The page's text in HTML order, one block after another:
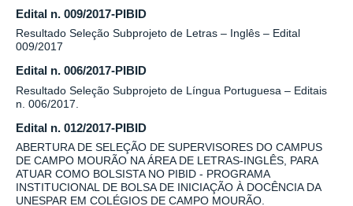
Edital n. 009/2017-PIBID
Resultado Seleção Subprojeto de Letras – Inglês – Edital
009/2017
Edital n. 006/2017-PIBID
Resultado Seleção Subprojeto de Língua Portuguesa – Editais
n. 006/2017.
Edital n. 012/2017-PIBID
ABERTURA DE SELEÇÃO DE SUPERVISORES DO CAMPUS
DE CAMPO MOURÃO NA ÁREA DE LETRAS-INGLÊS, PARA
ATUAR COMO BOLSISTA NO PIBID - PROGRAMA
INSTITUCIONAL DE BOLSA DE INICIAÇÃO À DOCÊNCIA DA
UNESPAR EM COLÉGIOS DE CAMPO MOURÃO.